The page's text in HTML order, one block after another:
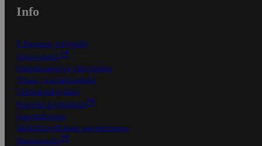
Info
S-Business yrityksille
Oiva-raportit
Osuuskauppojen yhteystiedot
Tilaus- ja toimitusehdot
Tietosuojakäytäntö
Palvelun käyttöehdot
Saavutettavuus
Mobiilisovelluksen saavutettavuus
Mainostajalle